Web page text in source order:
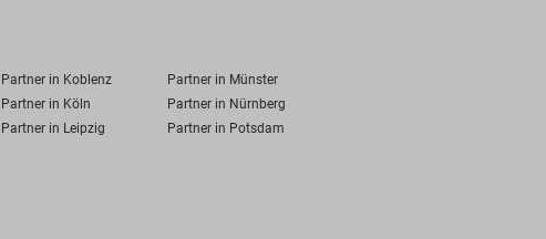
Partner in Koblenz
Partner in Münster
Partner in Köln
Partner in Nürnberg
Partner in Leipzig Partner in Potsdam